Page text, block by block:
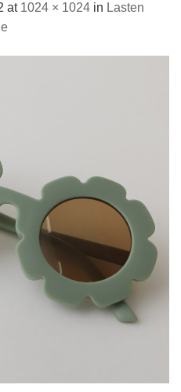
at 1024 × 1024 in Lasten